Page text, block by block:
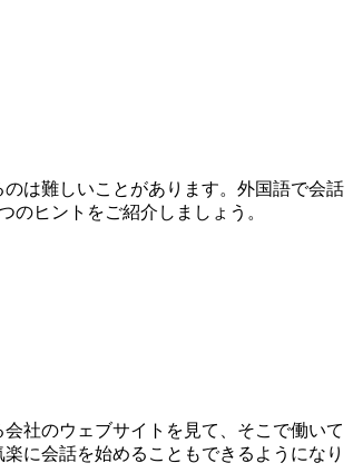
は難しいことがあります。外国語で会話
ヒントをご紹介しましょう。
社のウェブサイトを見て、そこで働いて
に会話を始めることもできるようになり